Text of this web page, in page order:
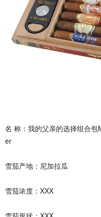
名 称：我的父亲的选择组合
er
雪茄产地：尼加拉瓜
雪茄浓度：XXX